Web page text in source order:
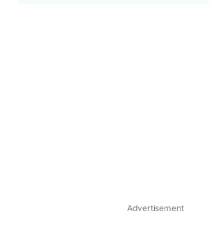
Advertisement